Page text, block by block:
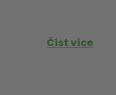
Číst více